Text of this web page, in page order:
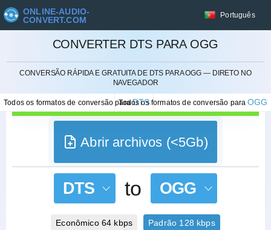
ONLINE-AUDIO-
CONVERT.COM
Português
CONVERTER DTS PARA OGG
CONVERSÃO RÁPIDA E GRATUITA DE DTS PARA OGG — DIRETO NO
NAVEGADOR
Todos os formatos de conversão paraDTS
Todos os formatos de conversão paraOGG
Abrir archivos (<5Gb)
DTS to OGG
Econômico 64 kbps Padrão 128 kbps